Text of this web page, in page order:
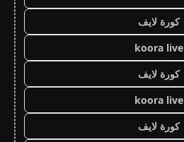
كورة لايف
koora live
كورة لايف
koora live
كورة لايف